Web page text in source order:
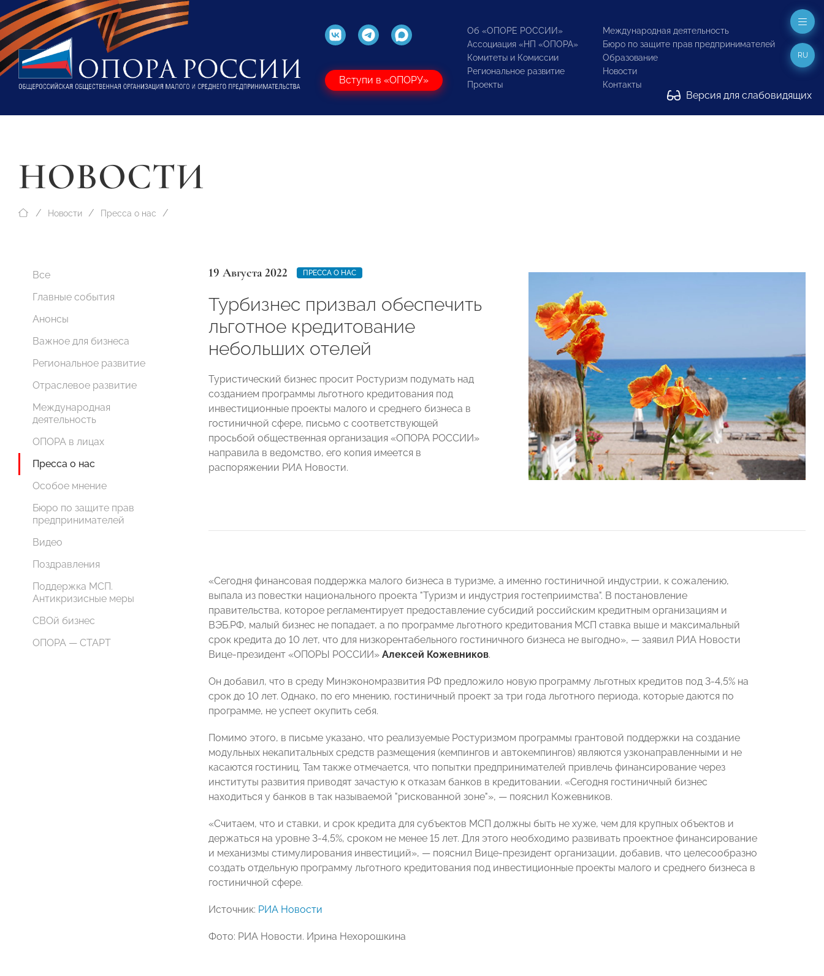
Вступи в «ОПОРУ»
Об «ОПОРЕ РОССИИ»
Ассоциация «НП «ОПОРА»
Комитеты и Комиссии
Региональное развитие
Проекты
Международная деятельность
Бюро по защите прав предпринимателей
Образование
Новости
Контакты
Версия для слабовидящих
RU
НОВОСТИ
Новости Пресса о нас
Все
Главные события
Анонсы
Важное для бизнеса
Региональное развитие
Отраслевое развитие
Международная
деятельность
ОПОРА в лицах
Пресса о нас
Особое мнение
Бюро по защите прав
предпринимателей
Видео
Поздравления
Поддержка МСП.
Антикризисные меры
СВОй бизнес
ОПОРА — СТАРТ
19 Августа 2022 ПРЕССА О НАС
Турбизнес призвал обеспечить
льготное кредитование
небольших отелей
Туристический бизнес просит Ростуризм подумать над
созданием программы льготного кредитования под
инвестиционные проекты малого и среднего бизнеса в
гостиничной сфере, письмо с соответствующей
просьбой общественная организация «ОПОРА РОССИИ»
направила в ведомство, его копия имеется в
распоряжении РИА Новости.
«Сегодня финансовая поддержка малого бизнеса в туризме, а именно гостиничной индустрии, к сожалению,
выпала из повестки национального проекта "Туризм и индустрия гостеприимства". В постановление
правительства, которое регламентирует предоставление субсидий российским кредитным организациям и
ВЭБ.РФ, малый бизнес не попадает, а по программе льготного кредитования МСП ставка выше и максимальный
срок кредита до 10 лет, что для низкорентабельного гостиничного бизнеса не выгодно», — заявил РИА Новости
Вице-президент «ОПОРЫ РОССИИ» Алексей Кожевников.
Он добавил, что в среду Минэкономразвития РФ предложило новую программу льготных кредитов под 3-4,5% на
срок до 10 лет. Однако, по его мнению, гостиничный проект за три года льготного периода, которые даются по
программе, не успеет окупить себя.
Помимо этого, в письме указано, что реализуемые Ростуризмом программы грантовой поддержки на создание
модульных некапитальных средств размещения (кемпингов и автокемпингов) являются узконаправленными и не
касаются гостиниц. Там также отмечается, что попытки предпринимателей привлечь финансирование через
институты развития приводят зачастую к отказам банков в кредитовании. «Сегодня гостиничный бизнес
находиться у банков в так называемой "рискованной зоне"», — пояснил Кожевников.
«Считаем, что и ставки, и срок кредита для субъектов МСП должны быть не хуже, чем для крупных объектов и
держаться на уровне 3-4,5%, сроком не менее 15 лет. Для этого необходимо развивать проектное финансирование
и механизмы стимулирования инвестиций», — пояснил Вице-президент организации, добавив, что целесообразно
создать отдельную программу льготного кредитования под инвестиционные проекты малого и среднего бизнеса в
гостиничной сфере.
Источник: РИА Новости
Фото: РИА Новости. Ирина Нехорошкина